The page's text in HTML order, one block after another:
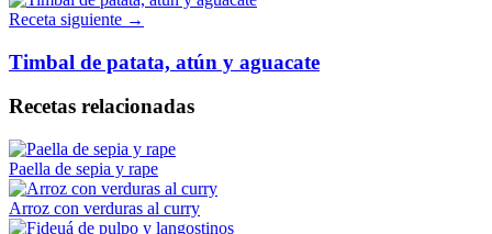
Receta siguiente →
Timbal de patata, atún y aguacate
Recetas relacionadas
Paella de sepia y rape
Arroz con verduras al curry